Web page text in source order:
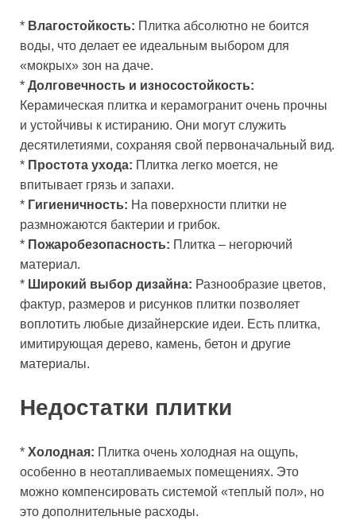
* Влагостойкость: Плитка абсолютно не боится
воды, что делает ее идеальным выбором для
«мокрых» зон на даче.
* Долговечность и износостойкость:
Керамическая плитка и керамогранит очень прочны
и устойчивы к истиранию. Они могут служить
десятилетиями, сохраняя свой первоначальный вид.
* Простота ухода: Плитка легко моется, не
впитывает грязь и запахи.
* Гигиеничность: На поверхности плитки не
размножаются бактерии и грибок.
* Пожаробезопасность: Плитка – негорючий
материал.
* Широкий выбор дизайна: Разнообразие цветов,
фактур, размеров и рисунков плитки позволяет
воплотить любые дизайнерские идеи. Есть плитка,
имитирующая дерево, камень, бетон и другие
материалы.
Недостатки плитки
* Холодная: Плитка очень холодная на ощупь,
особенно в неотапливаемых помещениях. Это
можно компенсировать системой «теплый пол», но
это дополнительные расходы.